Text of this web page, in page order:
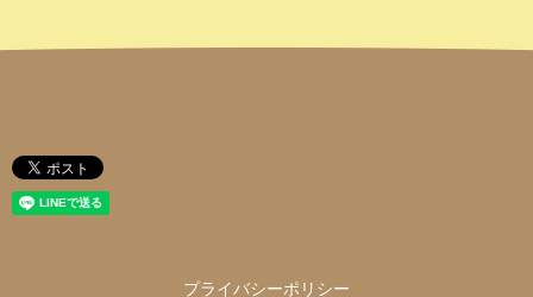
プライバシーポリシー